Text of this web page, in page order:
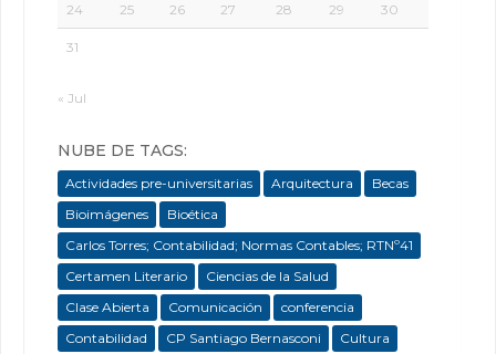
24 25 26 27 28 29 30
31
« Jul
NUBE DE TAGS:
Actividades pre-universitarias Arquitectura
Becas
Bioimágenes
Bioética
Carlos Torres; Contabilidad; Normas Contables; RTNº41
Certamen Literario
Ciencias de la Salud
Clase Abierta
Comunicación
conferencia
Contabilidad
CP Santiago Bernasconi
Cultura